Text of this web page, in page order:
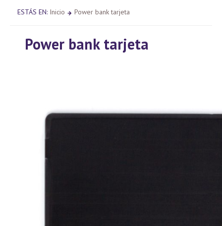
ESTÁS EN: Inicio Power bank tarjeta
Power bank tarjeta